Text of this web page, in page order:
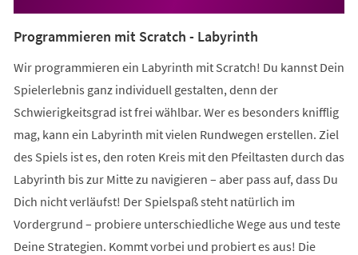
Programmieren mit Scratch - Labyrinth
Wir programmieren ein Labyrinth mit Scratch! Du kannst Dein
Spielerlebnis ganz individuell gestalten, denn der
Schwierigkeitsgrad ist frei wählbar. Wer es besonders knifflig
mag, kann ein Labyrinth mit vielen Rundwegen erstellen. Ziel
des Spiels ist es, den roten Kreis mit den Pfeiltasten durch das
Labyrinth bis zur Mitte zu navigieren – aber pass auf, dass Du
Dich nicht verläufst! Der Spielspaß steht natürlich im
Vordergrund – probiere unterschiedliche Wege aus und teste
Deine Strategien. Kommt vorbei und probiert es aus! Die